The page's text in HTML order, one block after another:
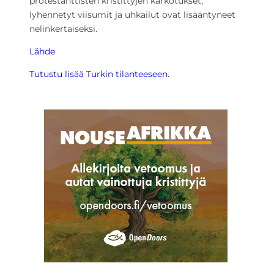
lyhennetyt viisumit ja uhkailut ovat lisääntyneet
nelinkertaiseksi.
Lähde
Tutustu lisää Turkin tilanteeseen.